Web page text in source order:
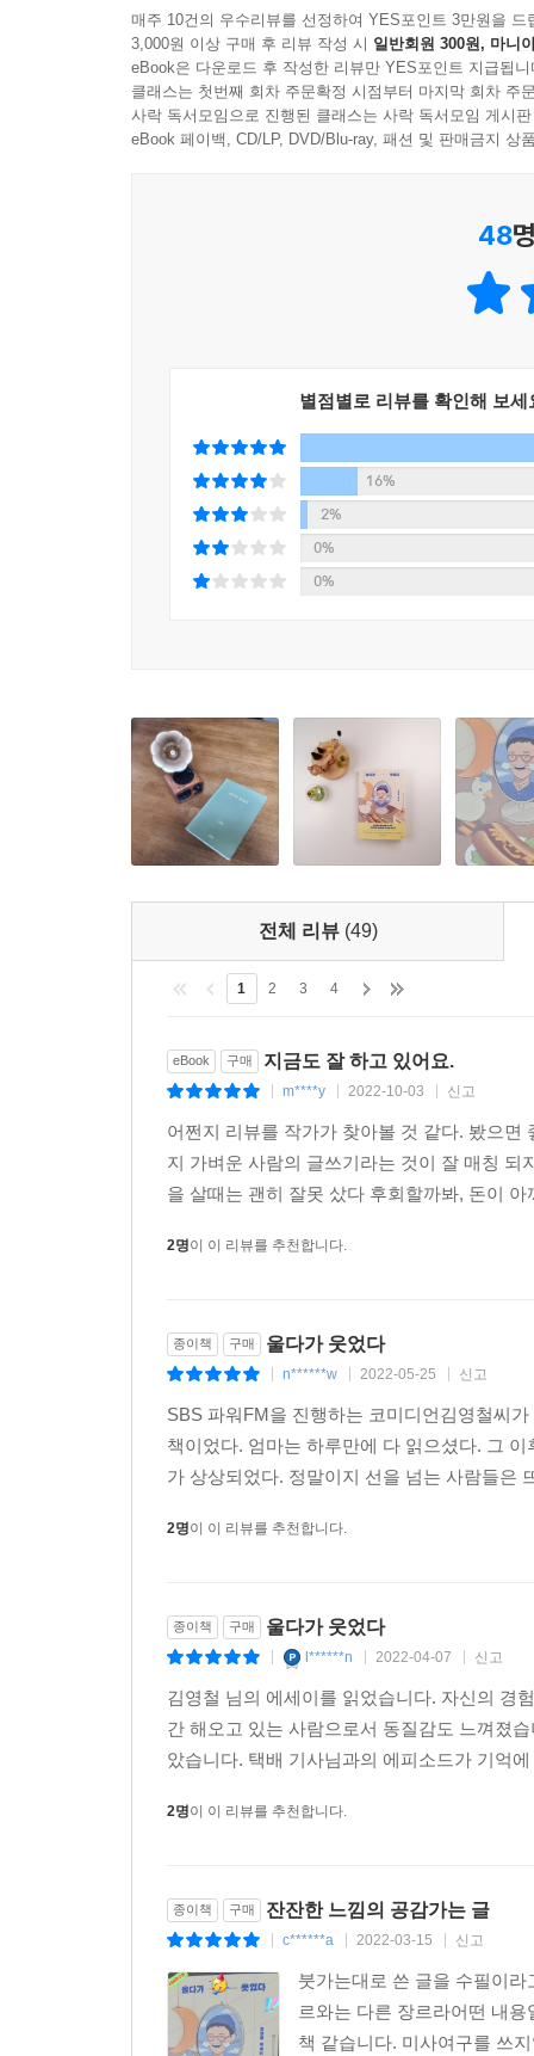
코끝 찡한 슬픔, 농담, 꿈 그리고 사람
슬픈 일 때문에, 어떤 농담 때문에, 꿈이라는
김영철이 쓴 49편의 글은 ‘웃음과 울음은 물과 기
할까요?”라는 질문에 “내가 몇 번 해보았던 것,
보여준 호동이 형, “단점보다 장점을 크게 봐주
애정과 다감이 물들어 있다. 300회가 넘도록
따라가다 보면 ‘좋은 인생은 좋은 사람과 어울려
사람을 살리는 건 사람이지만 사람을 힘들게 하
사랑받는 사람도 없다. 미워하는 마음과 좋아하
않은 까닭일까. 계속 읽다 보면 언젠가 쓰고 싶은
행보다. 어느덧 그는 여러 권의 책을 펴낸 작가
자유로운 작가가 되기를”(98쪽) 소원한다.
평생 돼지꿈을 꾼 적 없다는 그에겐 오랜 꿈이
이렇듯 그는 밍밍한 일상에 떨어지는 식초 같은
인생이 즐거워진다는 농담론은 퍽퍽한 삶을 부드
슬픔에 무릎 꿇지 않고, 기쁨에 자만하지 않고,
나답게 매일을 살아가는 일
불행을 행복한 쪽으로 흘려보내는 그의 글은 의
해주는 말이었다. 마치 그는 주머니 속에 울음과
〈닫는 글〉에서 그는 ‘앞면과 뒷면’을 고찰하
우울해도 행복한 척 SNS에 사진을 올렸다. ‘좋
모르겠지만, “당당하고 솔직하고 너그럽고 따스
쓸쓸한 모습을 감추지 않고 그럴싸하게 드러낼
반짝이는 눈물과 웃음의 소중함을 느낄 수 있을 테
매주 10건의 우수리뷰를 선정하여 YES포인트 3만원을 드
3,000원 이상 구매 후 리뷰 작성 시 일반회원 300원, 마니
eBook은 다운로드 후 작성한 리뷰만 YES포인트 지급됩니
클래스는 첫번째 회차 주문확정 시점부터 마지막 회차 주
사락 독서모임으로 진행된 클래스는 사락 독서모임 게시
eBook 페이백, CD/LP, DVD/Blu-ray, 패션 및 판매금지 상
48
별점별로 리뷰를 확인해 보세
16%
2%
0%
0%
전체 리뷰 (49)
1 2 3 4
eBook 구매 지금도 잘 하고 있어요.
m****y 2022-10-03 신고
어쩐지 리뷰를 작가가 찾아볼 것 같다. 봤으
지 가벼운 사람의 글쓰기라는 것이 잘 매칭
을 살때는 괜히 잘못 샀다 후회할까봐, 돈이
2명이 이 리뷰를 추천합니다.
종이책 구매 울다가 웃었다
n******w 2022-05-25 신고
SBS 파워FM을 진행하는 코미디언김영철씨
책이었다. 엄마는 하루만에 다 읽으셨다. 그
가 상상되었다. 정말이지 선을 넘는 사람들은
2명이 이 리뷰를 추천합니다.
종이책 구매 울다가 웃었다
l******n 2022-04-07 신고
김영철 님의 에세이를 읽었습니다. 자신의 경
간 해오고 있는 사람으로서 동질감도 느껴졌
았습니다. 택배 기사님과의 에피소드가 기억
2명이 이 리뷰를 추천합니다.
종이책 구매 잔잔한 느낌의 공감가는 글
c******a 2022-03-15 신고
붓가는대로 쓴 글을 수필이
르와는 다른 장르라어떤 내
책 같습니다. 미사여구를 쓰